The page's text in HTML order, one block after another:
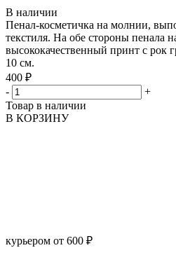
В наличии
Пенал-косметичка на молнии,
текстиля. На обе стороны пенала
высококачественный принт с рок
10 см.
400 ₽
-
+
Товар в наличии
В КОРЗИНУ
курьером от 600 ₽